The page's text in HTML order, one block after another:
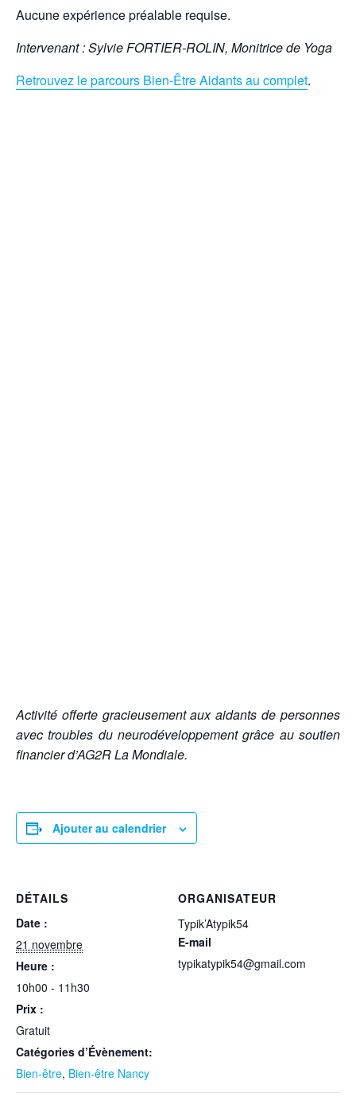
Aucune expérience préalable requise.
Intervenant : Sylvie FORTIER-ROLIN, Monitrice de Yoga
Retrouvez le parcours Bien-Être Aidants au complet.
Activité offerte gracieusement aux aidants de personnes
avec troubles du neurodéveloppement grâce au soutien
financier d’AG2R La Mondiale.
Ajouter au calendrier
DÉTAILS
Date :
21 novembre
Heure :
10h00 - 11h30
Prix :
Gratuit
Catégories d’Évènement:
Bien-être, Bien-être Nancy
ORGANISATEUR
Typik’Atypik54
E-mail
typikatypik54@gmail.com